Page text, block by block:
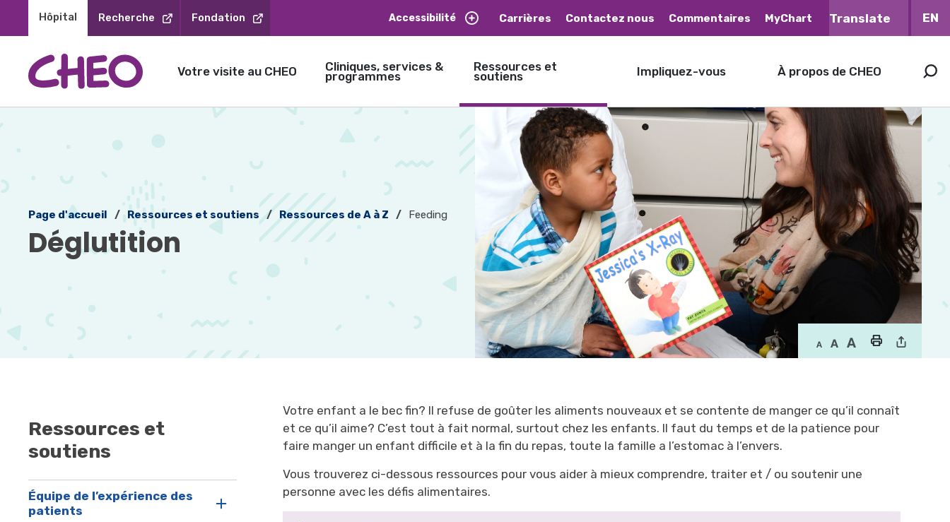
Hôpital Recherche Fondation Accessibilité Carrières Contactez nous Commentaires MyChart EN
Votre visite au CHEO Cliniques, services &
programmes
Ressources et
soutiens Impliquez-vous À propos de CHEO
Page d'accueil Ressources et soutiens Ressources de A à Z Feeding
Déglutition
Ressources et
soutiens
Équipe de l’expérience des
patients
Votre enfant a le bec fin? Il refuse de goûter les aliments nouveaux et se contente de manger ce qu’il connaît
et ce qu’il aime? C’est tout à fait normal, surtout chez les enfants. Il faut du temps et de la patience pour
faire manger un enfant difficile et à la fin du repas, toute la famille a l’estomac à l’envers.
Vous trouverez ci-dessous ressources pour vous aider à mieux comprendre, traiter et / ou soutenir une
personne avec les défis alimentaires.